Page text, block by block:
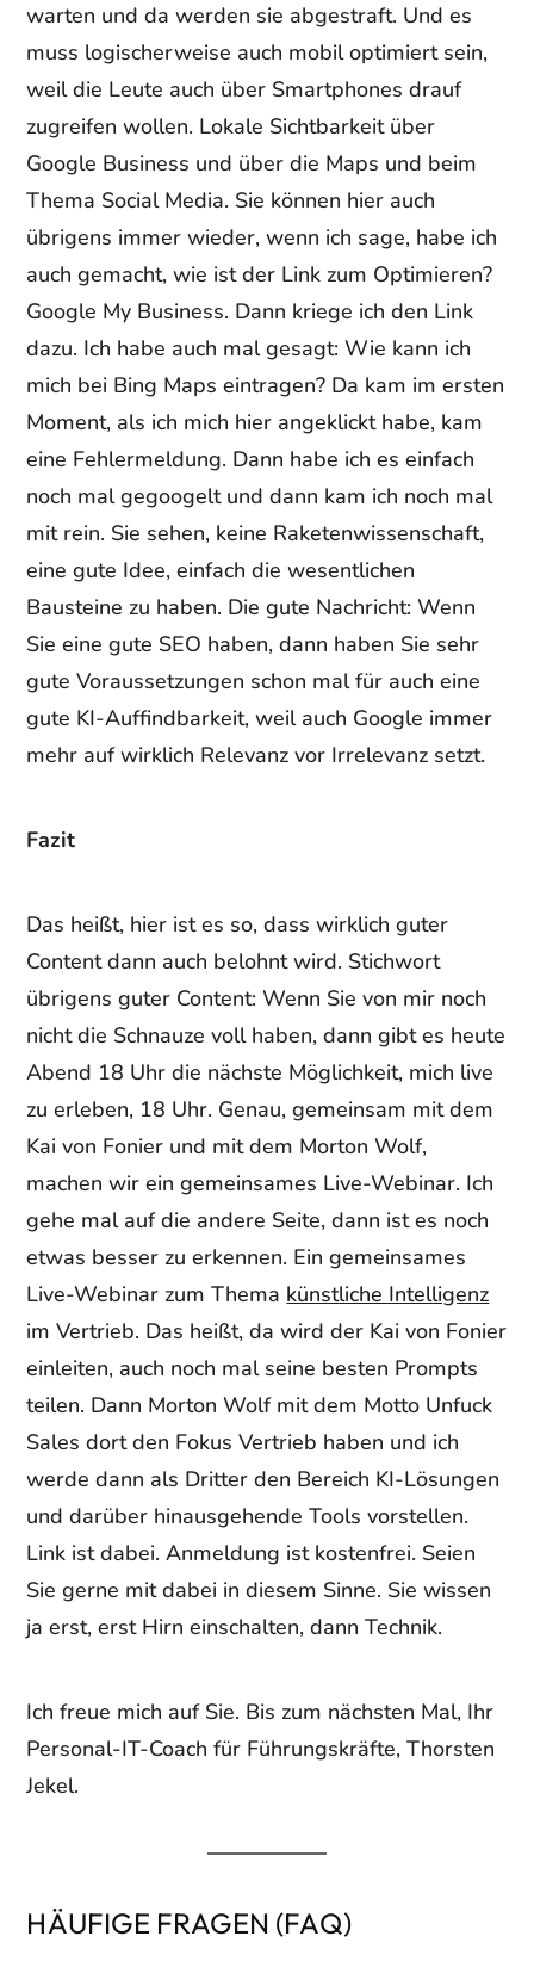
warten und da werden sie abgestraft. Und es
muss logischerweise auch mobil optimiert sein,
weil die Leute auch über Smartphones drauf
zugreifen wollen. Lokale Sichtbarkeit über
Google Business und über die Maps und beim
Thema Social Media. Sie können hier auch
übrigens immer wieder, wenn ich sage, habe ich
auch gemacht, wie ist der Link zum Optimieren?
Google My Business. Dann kriege ich den Link
dazu. Ich habe auch mal gesagt: Wie kann ich
mich bei Bing Maps eintragen? Da kam im ersten
Moment, als ich mich hier angeklickt habe, kam
eine Fehlermeldung. Dann habe ich es einfach
noch mal gegoogelt und dann kam ich noch mal
mit rein. Sie sehen, keine Raketenwissenschaft,
eine gute Idee, einfach die wesentlichen
Bausteine zu haben. Die gute Nachricht: Wenn
Sie eine gute SEO haben, dann haben Sie sehr
gute Voraussetzungen schon mal für auch eine
gute KI-Auffindbarkeit, weil auch Google immer
mehr auf wirklich Relevanz vor Irrelevanz setzt.
Fazit
Das heißt, hier ist es so, dass wirklich guter
Content dann auch belohnt wird. Stichwort
übrigens guter Content: Wenn Sie von mir noch
nicht die Schnauze voll haben, dann gibt es heute
Abend 18 Uhr die nächste Möglichkeit, mich live
zu erleben, 18 Uhr. Genau, gemeinsam mit dem
Kai von Fonier und mit dem Morton Wolf,
machen wir ein gemeinsames Live-Webinar. Ich
gehe mal auf die andere Seite, dann ist es noch
etwas besser zu erkennen. Ein gemeinsames
Live-Webinar zum Thema künstliche Intelligenz
im Vertrieb. Das heißt, da wird der Kai von Fonier
einleiten, auch noch mal seine besten Prompts
teilen. Dann Morton Wolf mit dem Motto Unfuck
Sales dort den Fokus Vertrieb haben und ich
werde dann als Dritter den Bereich KI-Lösungen
und darüber hinausgehende Tools vorstellen.
Link ist dabei. Anmeldung ist kostenfrei. Seien
Sie gerne mit dabei in diesem Sinne. Sie wissen
ja erst, erst Hirn einschalten, dann Technik.
Ich freue mich auf Sie. Bis zum nächsten Mal, Ihr
Personal-IT-Coach für Führungskräfte, Thorsten
Jekel.
HÄUFIGE FRAGEN (FAQ)